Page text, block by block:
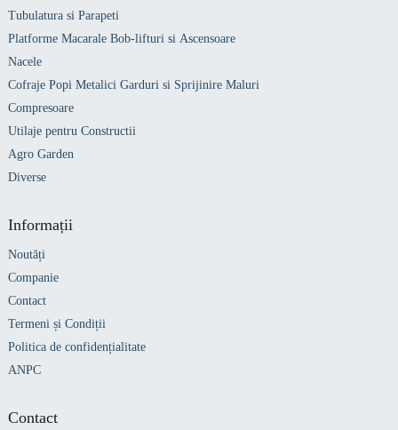
Tubulatura si Parapeti
Platforme Macarale Bob-lifturi si Ascensoare
Nacele
Cofraje Popi Metalici Garduri si Sprijinire Maluri
Compresoare
Utilaje pentru Constructii
Agro Garden
Diverse
Informații
Noutăți
Companie
Contact
Termeni și Condiții
Politica de confidențialitate
ANPC
Contact